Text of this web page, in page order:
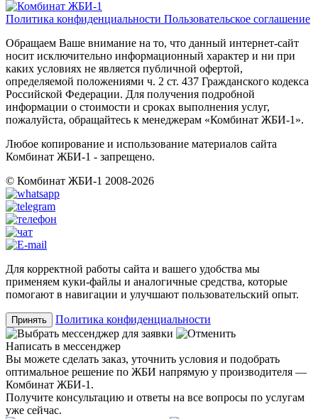
Политика конфиденциальности Пользовательское соглашение
Обращаем Ваше внимание на то, что данный интернет-сайт
носит исключительно информационный характер и ни при
каких условиях не является публичной офертой,
определяемой положениями ч. 2 ст. 437 Гражданского кодекса
Российской Федерации. Для получения подробной
информации о стоимости и сроках выполнения услуг,
пожалуйста, обращайтесь к менеджерам «Комбинат ЖБИ-1».
Любое копирование и использование материалов сайта
Комбинат ЖБИ-1 - запрещено.
© Комбинат ЖБИ-1 2008-2026
Для корректной работы сайта и вашего удобства мы
применяем куки-файлы и аналогичные средства, которые
помогают в навигации и улучшают пользовательский опыт.
Принять Политика конфиденциальности
Написать в мессенджер
Вы можете сделать заказ, уточнить условия и подобрать
оптимальное решение по ЖБИ напрямую у производителя —
Комбинат ЖБИ-1.
Получите консультацию и ответы на все вопросы по услугам
уже сейчас.